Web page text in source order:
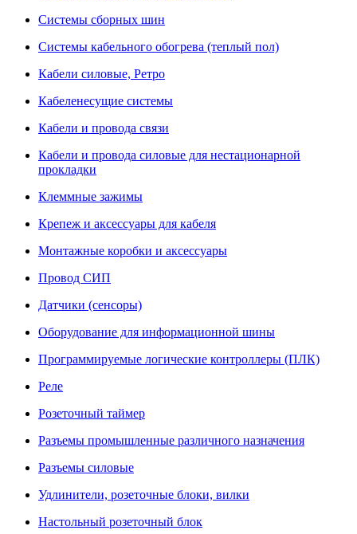
Системы сборных шин
Системы кабельного обогрева (теплый пол)
Кабели силовые, Ретро
Кабеленесущие системы
Кабели и провода связи
Кабели и провода силовые для нестационарной
прокладки
Клеммные зажимы
Крепеж и аксессуары для кабеля
Монтажные коробки и аксессуары
Провод СИП
Датчики (сенсоры)
Оборудование для информационной шины
Программируемые логические контроллеры (ПЛК)
Реле
Розеточный таймер
Разъемы промышленные различного назначения
Разъемы силовые
Удлинители, розеточные блоки, вилки
Настольный розеточный блок